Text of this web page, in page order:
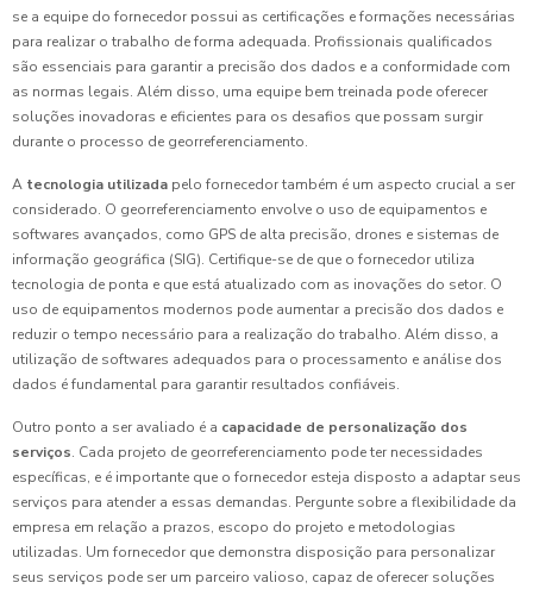
se a equipe do fornecedor possui as certificações e formações necessárias
para realizar o trabalho de forma adequada. Profissionais qualificados
são essenciais para garantir a precisão dos dados e a conformidade com
as normas legais. Além disso, uma equipe bem treinada pode oferecer
soluções inovadoras e eficientes para os desafios que possam surgir
durante o processo de georreferenciamento.
A tecnologia utilizada pelo fornecedor também é um aspecto crucial a ser
considerado. O georreferenciamento envolve o uso de equipamentos e
softwares avançados, como GPS de alta precisão, drones e sistemas de
informação geográfica (SIG). Certifique-se de que o fornecedor utiliza
tecnologia de ponta e que está atualizado com as inovações do setor. O
uso de equipamentos modernos pode aumentar a precisão dos dados e
reduzir o tempo necessário para a realização do trabalho. Além disso, a
utilização de softwares adequados para o processamento e análise dos
dados é fundamental para garantir resultados confiáveis.
Outro ponto a ser avaliado é a capacidade de personalização dos
serviços. Cada projeto de georreferenciamento pode ter necessidades
específicas, e é importante que o fornecedor esteja disposto a adaptar seus
serviços para atender a essas demandas. Pergunte sobre a flexibilidade da
empresa em relação a prazos, escopo do projeto e metodologias
utilizadas. Um fornecedor que demonstra disposição para personalizar
seus serviços pode ser um parceiro valioso, capaz de oferecer soluções